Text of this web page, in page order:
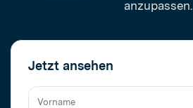
Jetzt ansehen
anzupassen.